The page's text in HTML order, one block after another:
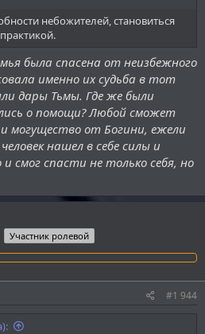
небожителей, становиться
была спасена от неизбежного
именно их судьба в тот
дары Тьмы. Где же были
о помощи? Любой сможет
могущество от Богини, ежели
нашел в себе силы и
смог спасти не только себя, но
Участник ролевой
#1 944